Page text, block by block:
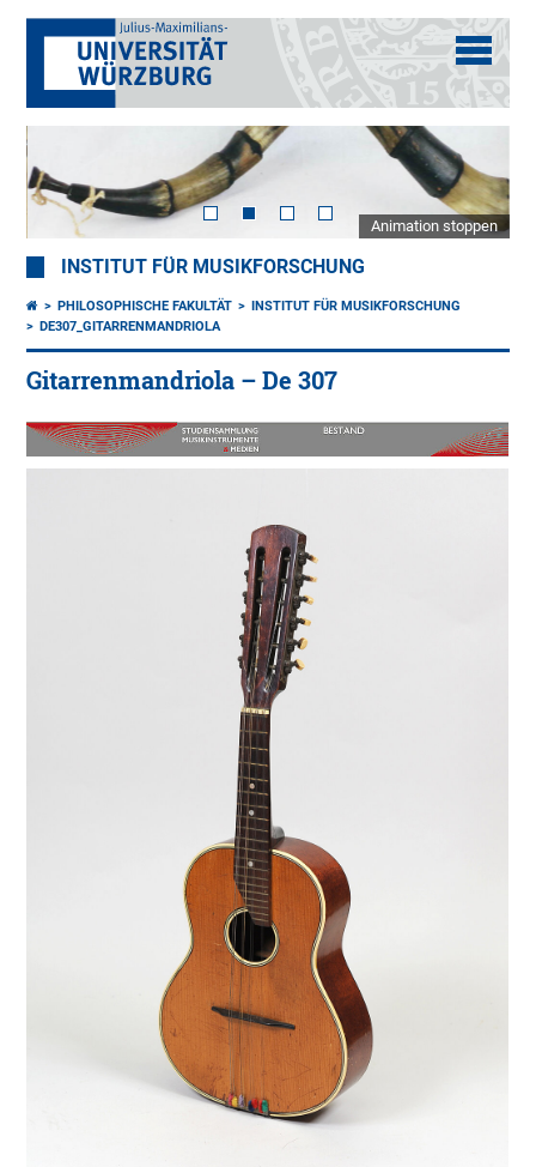
Animation stoppen
INSTITUT FÜR MUSIKFORSCHUNG
PHILOSOPHISCHE FAKULTÄT
INSTITUT FÜR MUSIKFORSCHUNG
DE307_GITARRENMANDRIOLA
Gitarrenmandriola – De 307